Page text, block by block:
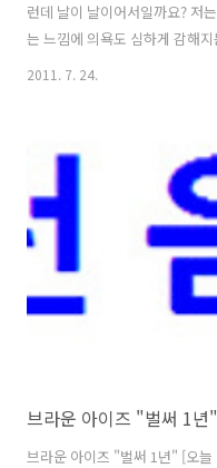
런데 날이 날이어서일까요? 저
는 느낌에 의욕도 심하게 감해
늘 같은 복날이면 닭을 포함한
다른 게 행복이 아니라, 이렇게
즐기는 것이 바로 행복이지 않
야기는 이런 정도로 줄이고.. 오
2011. 7. 24.
브라운 아이즈 "벌써 1년" [오